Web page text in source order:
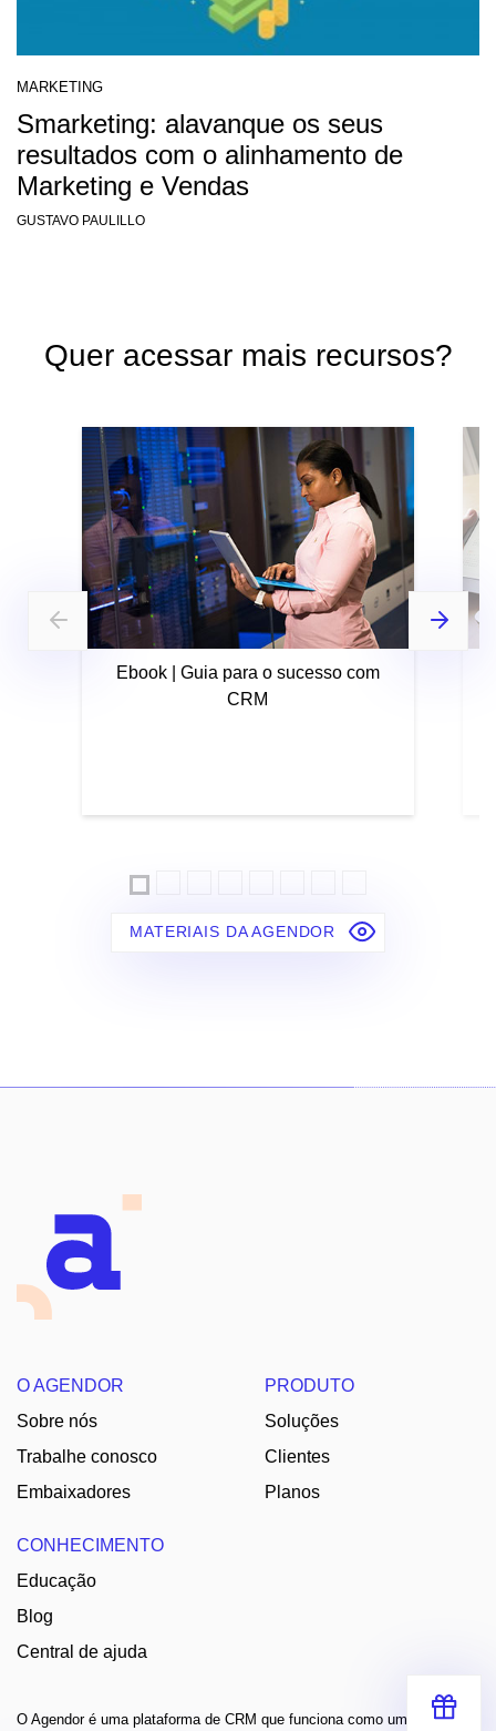
MARKETING
Smarketing: alavanque os seus
resultados com o alinhamento de
Marketing e Vendas
GUSTAVO PAULILLO
Quer acessar mais recursos?
Ebook | Guia para o sucesso com
CRM
MATERIAIS DA AGENDOR
O AGENDOR
Sobre nós
Trabalhe conosco
Embaixadores
PRODUTO
Soluções
Clientes
Planos
CONHECIMENTO
Educação
Blog
Central de ajuda
O Agendor é uma plataforma de CRM que funciona como um assistente